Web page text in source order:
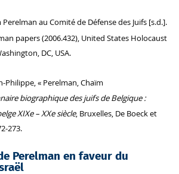
Perelman au Comité de Défense des Juifs [s.d.].
papers (2006.432), United States Holocaust
DC, USA.
Philippe, « Perelman, Chaïm
biographique des juifs de Belgique :
XIXe – XXe siècle, Bruxelles, De Boeck et
273.
Perelman en faveur du